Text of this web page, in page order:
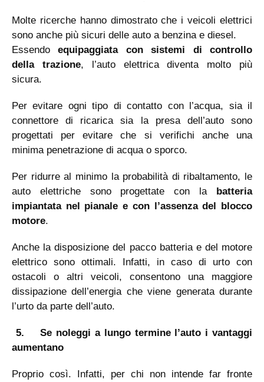
Molte ricerche hanno dimostrato che i veicoli elettrici
sono anche più sicuri delle auto a benzina e diesel.
Essendoequipaggiata con sistemi di controllo
della trazione, l’auto elettrica diventa molto più
sicura.
Per evitare ogni tipo di contatto con l’acqua, sia il
connettore di ricarica sia la presa dell’auto sono
progettati per evitare che si verifichi anche una
minima penetrazione di acqua o sporco.
Per ridurre al minimo la probabilità di ribaltamento, le
auto elettriche sono progettate con la batteria
impiantata nel pianale e con l’assenza del blocco
motore.
Anche la disposizione del pacco batteria e del motore
elettrico sono ottimali. Infatti, in caso di urto con
ostacoli o altri veicoli, consentono una maggiore
dissipazione dell’energia che viene generata durante
l’urto da parte dell’auto.
5.
Se noleggi a lungo termine l’auto i vantaggi
aumentano
Proprio così. Infatti, per chi non intende far fronte